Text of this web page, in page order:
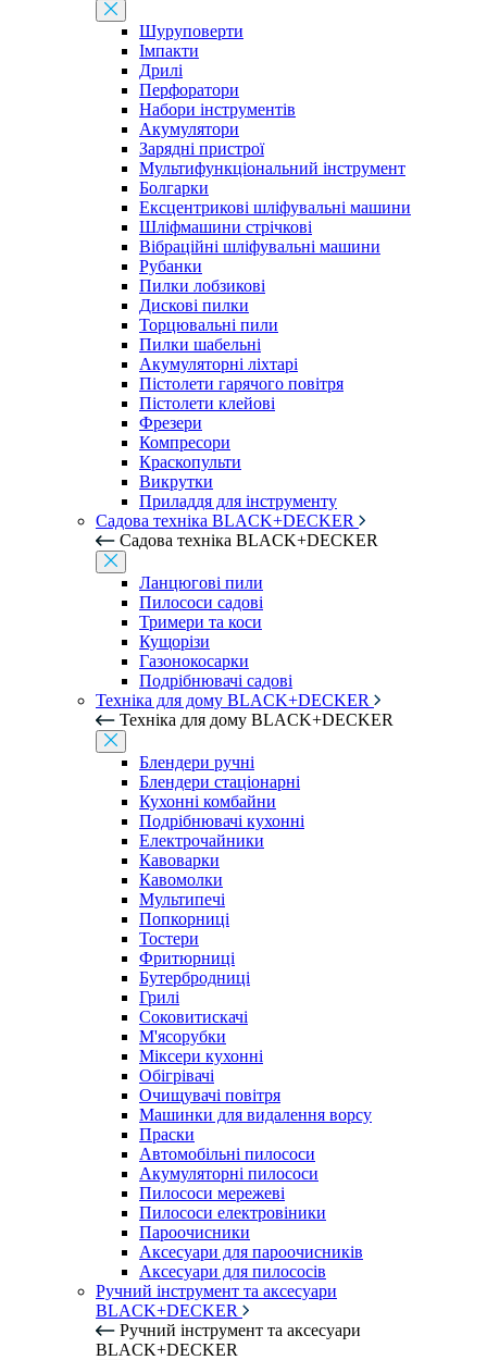
Шуруповерти
Імпакти
Дрилі
Перфоратори
Набори інструментів
Акумулятори
Зарядні пристрої
Мультифункціональний інструмент
Болгарки
Ексцентрикові шліфувальні машини
Шліфмашини стрічкові
Вібраційні шліфувальні машини
Рубанки
Пилки лобзикові
Дискові пилки
Торцювальні пили
Пилки шабельні
Акумуляторні ліхтарі
Пістолети гарячого повітря
Пістолети клейові
Фрезери
Компресори
Краскопульти
Викрутки
Приладдя для інструменту
Садова техніка BLACK+DECKER
Садова техніка BLACK+DECKER
Ланцюгові пили
Пилососи садові
Тримери та коси
Кущорізи
Газонокосарки
Подрібнювачі садові
Техніка для дому BLACK+DECKER
Техніка для дому BLACK+DECKER
Блендери ручні
Блендери стаціонарні
Кухонні комбайни
Подрібнювачі кухонні
Електрочайники
Кавоварки
Кавомолки
Мультипечі
Попкорниці
Тостери
Фритюрниці
Бутербродниці
Грилі
Соковитискачі
М'ясорубки
Міксери кухонні
Обігрівачі
Очищувачі повітря
Машинки для видалення ворсу
Праски
Автомобільні пилососи
Акумуляторні пилососи
Пилососи мережеві
Пилососи електровіники
Пароочисники
Аксесуари для пароочисників
Аксесуари для пилососів
Ручний інструмент та аксесуари
BLACK+DECKER
Ручний інструмент та аксесуари
BLACK+DECKER